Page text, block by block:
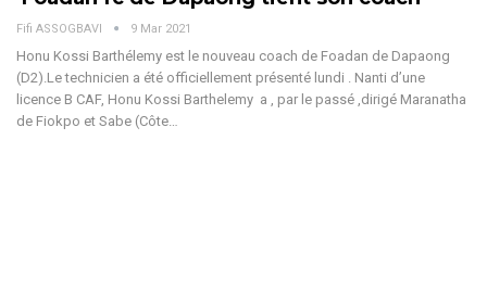
Fifi ASSOGBAVI 9 Mar 2021
Honu Kossi Barthélemy est le nouveau coach de Foadan de Dapaong
(D2).Le technicien a été officiellement présenté lundi . Nanti d’une
licence B CAF, Honu Kossi Barthelemy a , par le passé ,dirigé Maranatha
de Fiokpo et Sabe (Côte…